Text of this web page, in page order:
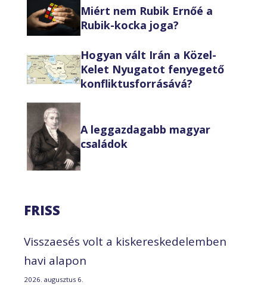
Miért nem Rubik Ernőé a
Rubik-kocka joga?
Hogyan vált Irán a Közel-
Kelet Nyugatot fenyegető
konfliktusforrásává?
A leggazdagabb magyar
családok
FRISS
Visszaesés volt a kiskereskedelemben
havi alapon
2026. augusztus 6.